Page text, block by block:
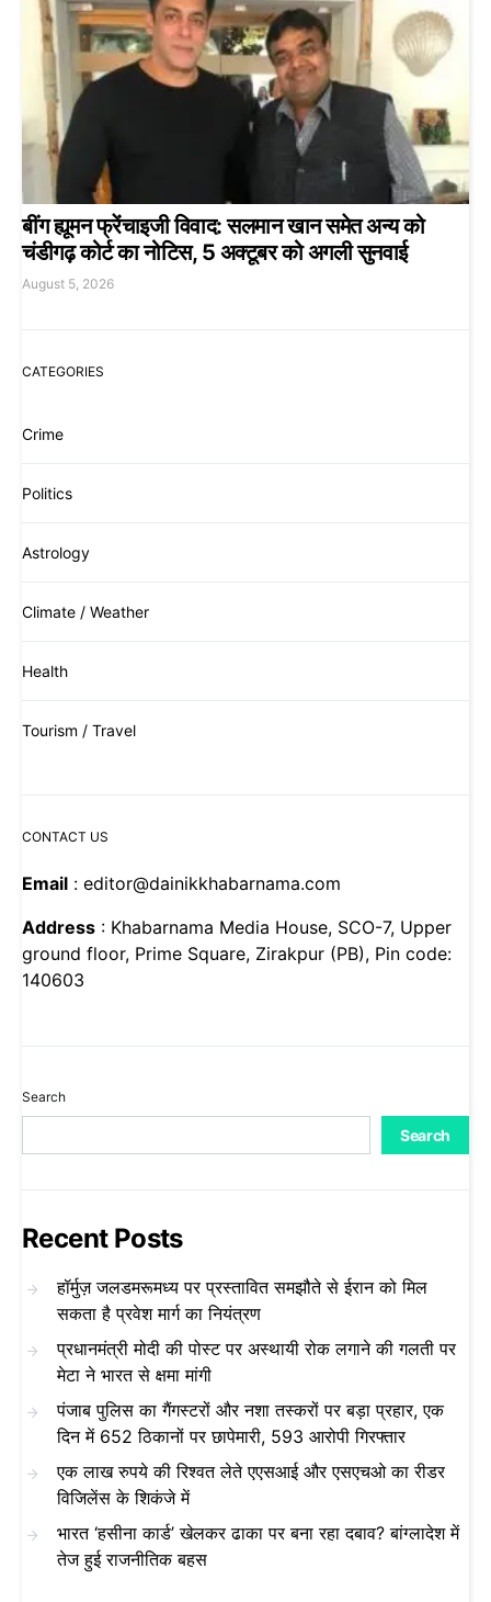
बींग ह्यूमन फ्रेंचाइजी विवाद: सलमान खान समेत अन्य को
चंडीगढ़ कोर्ट का नोटिस, 5 अक्टूबर को अगली सुनवाई
August 5, 2026
CATEGORIES
Crime
Politics
Astrology
Climate / Weather
Health
Tourism / Travel
CONTACT US
Email : editor@dainikkhabarnama.com
Address : Khabarnama Media House, SCO-7, Upper
ground floor, Prime Square, Zirakpur (PB), Pin code:
140603
Search
Search
Recent Posts
हॉर्मुज़ जलडमरूमध्य पर प्रस्तावित समझौते से ईरान को मिल
सकता है प्रवेश मार्ग का नियंत्रण
प्रधानमंत्री मोदी की पोस्ट पर अस्थायी रोक लगाने की गलती पर
मेटा ने भारत से क्षमा मांगी
पंजाब पुलिस का गैंगस्टरों और नशा तस्करों पर बड़ा प्रहार, एक
दिन में 652 ठिकानों पर छापेमारी, 593 आरोपी गिरफ्तार
एक लाख रुपये की रिश्वत लेते एएसआई और एसएचओ का रीडर
विजिलेंस के शिकंजे में
भारत ‘हसीना कार्ड’ खेलकर ढाका पर बना रहा दबाव? बांग्लादेश में
तेज हुई राजनीतिक बहस